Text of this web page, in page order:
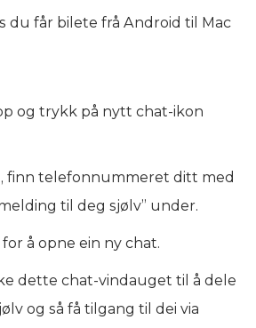
du får bilete frå Android til Mac
og trykk på nytt chat-ikon
finn telefonnummeret ditt med
til deg sjølv” under.
å opne ein ny chat.
dette chat-vindauget til å dele
og så få tilgang til dei via